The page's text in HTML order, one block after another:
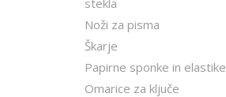
stekla
Noži za pisma
Škarje
Papirne sponke in elastike
Omarice za ključe